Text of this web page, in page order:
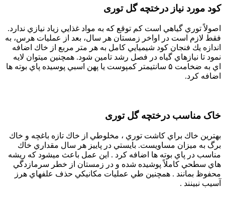
کود مورد نیاز درختچه گل توری
اصولاً توري گياهي است كم توقع كه به مواد غذايي زياد نيازي ندارد.
فقط لازم است در اواخر زمستان هر سال، بعد از عمليات هرس، به
اندازه يك فنجان كود شيميايي كامل به هر متر مربع از خاك اضافه
نمود تا نيازهاي گياه در فصل رشد تامين شود. همچنين ميتوان لايه
اي به ضخامت ۵ سانتيمتر كمپوست يا پهن اسبي پوسيده پاي بوته ها
اضافه كرد.
خاک مناسب درختچه گل توری
بهترين خاك براي كاشت توري ، مخلوطي از خاك تازه باغچه و خاك
برگ به ميزان مساويست. بايستي در پاييز هر سال مقداري خاك
مناسب در پاي بوته ها اضافه كرد . اين عمل باعث ميشود كه ريشه
هاي سطحي كاملاً پوشيده شده و در زمستان از خطر سرمازدگي
محفوظ بمانند . همچنين طي عمليات مكانيكي حذف علفهاي هرز
آسيب نبينند .